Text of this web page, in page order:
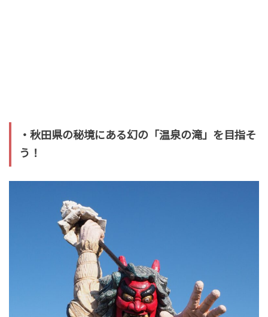
・秋田県の秘境にある幻の「温泉の滝」を目指そ
う！